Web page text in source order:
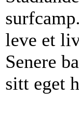
leve et
Senere
sitt eget